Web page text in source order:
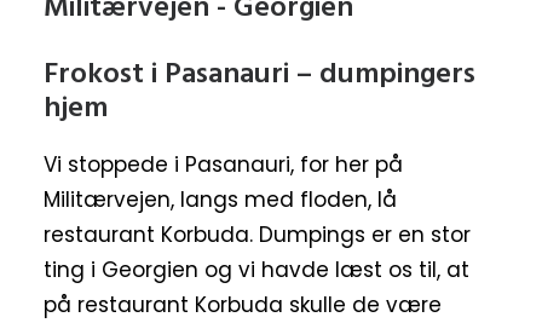
Frokost i Pasanauri – dumpingers
hjem
Vi stoppede i Pasanauri, for her på
Militærvejen, langs med floden, lå
restaurant Korbuda. Dumpings er en stor
ting i Georgien og vi havde læst os til, at
på restaurant Korbuda skulle de være